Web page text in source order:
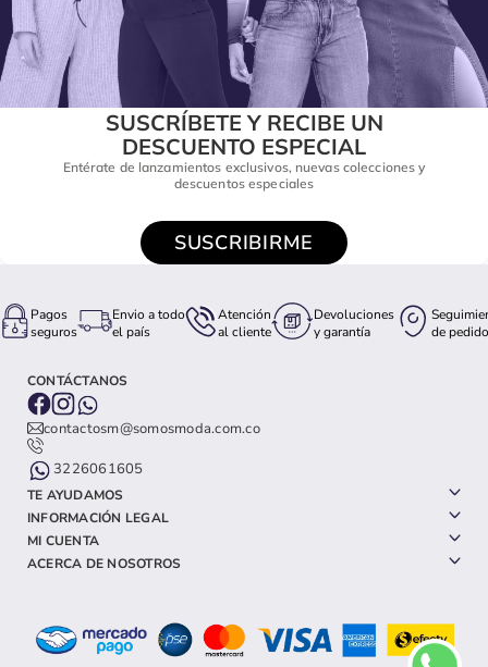
SUSCRÍBETE Y RECIBE UN
DESCUENTO ESPECIAL
Entérate de lanzamientos exclusivos, nuevas colecciones y
descuentos especiales
SUSCRIBIRME
Pagos
seguros
Envio a todo
el país
Atención
al cliente
Devoluciones
y garantía
de pedido
CONTÁCTANOS
contactosm@somosmoda.com.co
3226061605
TE AYUDAMOS
INFORMACIÓN LEGAL
MI CUENTA
ACERCA DE NOSOTROS